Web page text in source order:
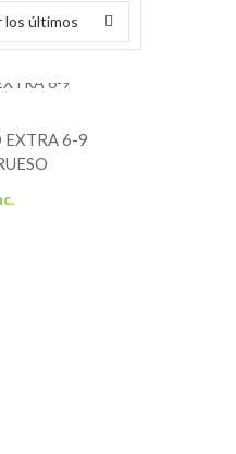
los últimos
EXTRA 6-9AL CARRITO